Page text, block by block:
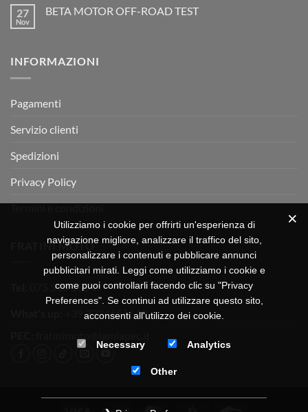
è
arrivata
Motocross
èBeta
27
Nov
BETA MOTOR OFF-ROAD TEST
MOTOR
INFORMAZIONI
Pagamenti
Servizio clienti
Spedizioni
Privacy Policy
Termini e condizioni
FRATINI MOTO
075 518 1504
+39 3334656649
Utilizziamo i cookie per offrirti un'esperienza di
navigazione migliore, analizzare il traffico del sito,
personalizzare i contenuti e pubblicare annunci
pubblicitari mirati. Leggi come utilizziamo i cookie e
come puoi controllarli facendo clic su "Privacy
Preferences". Se continui ad utilizzare questo sito,
acconsenti all'utilizzo dei cookie.
Necessary Analytics
Other